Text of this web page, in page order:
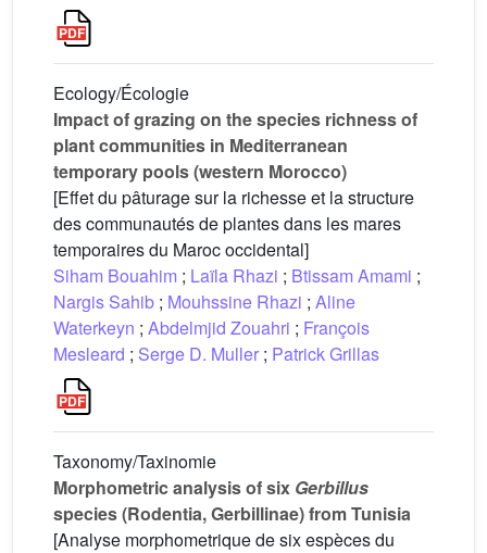
Ecology/Écologie
Impact of grazing on the species richness of
plant communities in Mediterranean
temporary pools (western Morocco)
[Effet du pâturage sur la richesse et la structure
des communautés de plantes dans les mares
temporaires du Maroc occidental]
Siham Bouahim ; Laïla Rhazi ; Btissam Amami ;
Nargis Sahib ; Mouhssine Rhazi ; Aline
Waterkeyn ; Abdelmjid Zouahri ; François
Mesleard ; Serge D. Muller ; Patrick Grillas
Taxonomy/Taxinomie
Morphometric analysis of six Gerbillus
species (Rodentia, Gerbillinae) from Tunisia
[Analyse morphometrique de six espèces du